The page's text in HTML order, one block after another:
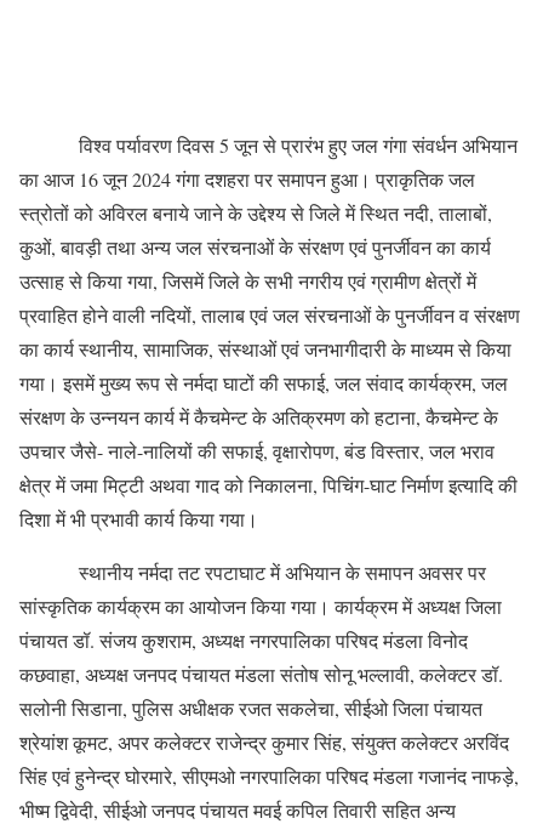
विश्व पर्यावरण दिवस 5 जून से प्रारंभ हुए जल गंगा संवर्धन अभियान
का आज 16 जून 2024 गंगा दशहरा पर समापन हुआ। प्राकृतिक जल
स्त्रोतों को अविरल बनाये जाने के उद्देश्य से जिले में स्थित नदी, तालाबों,
कुओं, बावड़ी तथा अन्य जल संरचनाओं के संरक्षण एवं पुनर्जीवन का कार्य
उत्साह से किया गया, जिसमें जिले के सभी नगरीय एवं ग्रामीण क्षेत्रों में
प्रवाहित होने वाली नदियों, तालाब एवं जल संरचनाओं के पुनर्जीवन व संरक्षण
का कार्य स्थानीय, सामाजिक, संस्थाओं एवं जनभागीदारी के माध्यम से किया
गया। इसमें मुख्य रूप से नर्मदा घाटों की सफाई, जल संवाद कार्यक्रम, जल
संरक्षण के उन्नयन कार्य में कैचमेन्ट के अतिक्रमण को हटाना, कैचमेन्ट के
उपचार जैसे- नाले-नालियों की सफाई, वृक्षारोपण, बंड विस्तार, जल भराव
क्षेत्र में जमा मिट्टी अथवा गाद को निकालना, पिचिंग-घाट निर्माण इत्यादि की
दिशा में भी प्रभावी कार्य किया गया।
स्थानीय नर्मदा तट रपटाघाट में अभियान के समापन अवसर पर
सांस्कृतिक कार्यक्रम का आयोजन किया गया। कार्यक्रम में अध्यक्ष जिला
पंचायत डॉ. संजय कुशराम, अध्यक्ष नगरपालिका परिषद मंडला विनोद
कछवाहा, अध्यक्ष जनपद पंचायत मंडला संतोष सोनू भल्लावी, कलेक्टर डॉ.
सलोनी सिडाना, पुलिस अधीक्षक रजत सकलेचा, सीईओ जिला पंचायत
श्रेयांश कूमट, अपर कलेक्टर राजेन्द्र कुमार सिंह, संयुक्त कलेक्टर अरविंद
सिंह एवं हुनेन्द्र घोरमारे, सीएमओ नगरपालिका परिषद मंडला गजानंद नाफड़े,
भीष्म द्विवेदी, सीईओ जनपद पंचायत मवई कपिल तिवारी सहित अन्य